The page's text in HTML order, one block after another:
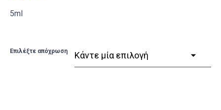
5ml
Επιλέξτε απόχρωση